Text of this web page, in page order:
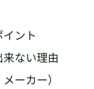
ント
来ない理由
ーカー）